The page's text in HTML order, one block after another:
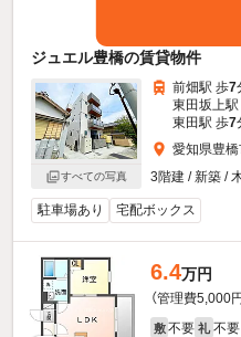
ジュエル豊橋の賃貸物件
すべての写真
前畑駅 歩7
東田坂上駅
東田駅 歩7
愛知県豊
3階建 / 新築 /
駐車場あり 宅配ボックス
6.4万円
（管理費5,000円
敷 不要 礼 不要